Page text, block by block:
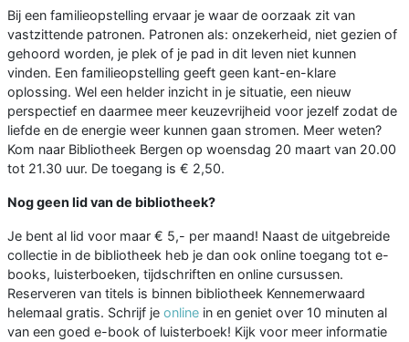
Bij een familieopstelling ervaar je waar de oorzaak zit van
vastzittende patronen. Patronen als: onzekerheid, niet gezien of
gehoord worden, je plek of je pad in dit leven niet kunnen
vinden. Een familieopstelling geeft geen kant-en-klare
oplossing. Wel een helder inzicht in je situatie, een nieuw
perspectief en daarmee meer keuzevrijheid voor jezelf zodat de
liefde en de energie weer kunnen gaan stromen. Meer weten?
Kom naar Bibliotheek Bergen op woensdag 20 maart van 20.00
tot 21.30 uur. De toegang is € 2,50.
Nog geen lid van de bibliotheek?
Je bent al lid voor maar € 5,- per maand! Naast de uitgebreide
collectie in de bibliotheek heb je dan ook online toegang tot e-
books, luisterboeken, tijdschriften en online cursussen.
Reserveren van titels is binnen bibliotheek Kennemerwaard
helemaal gratis. Schrijf je online in en geniet over 10 minuten al
van een goed e-book of luisterboek! Kijk voor meer informatie